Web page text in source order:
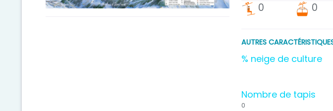
telesiege
0 cabine
0
AUTRES
% neige de culture
Nombre de tapis
0